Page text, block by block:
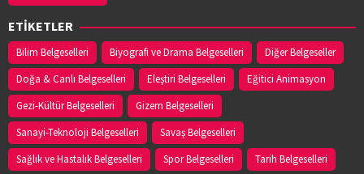
ETİKETLER
Bilim Belgeselleri Biyografi ve Drama Belgeselleri
Diğer Belgeseller
Doğa & Canlı Belgeselleri
Eleştiri Belgeselleri
Eğitici Animasyon
Gezi-Kültür Belgeselleri
Gizem Belgeselleri
Sanayi-Teknoloji Belgeselleri
Savaş Belgeselleri
Sağlık ve Hastalık Belgeselleri
Spor Belgeselleri Tarih Belgeselleri